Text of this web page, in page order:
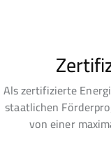
Als zertifizierte
staatlichen
von einer